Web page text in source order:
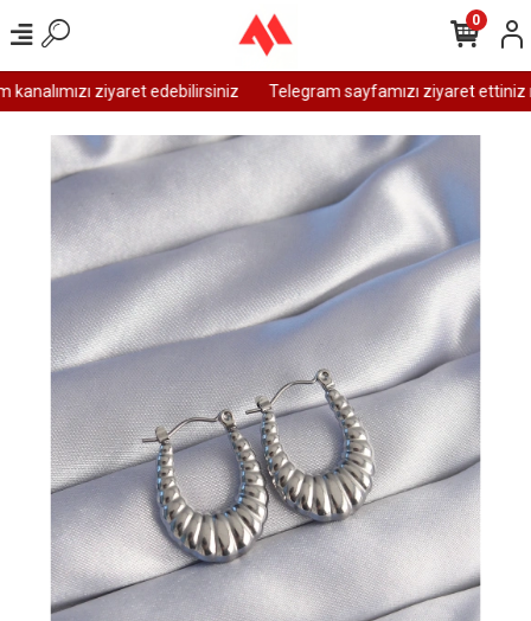
ziyaret edebilirsiniz Telegram sayfamızı ziyaret ettiniz
0